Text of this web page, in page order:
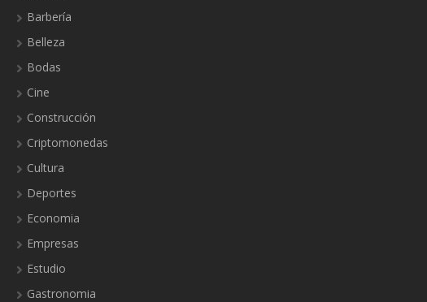
Barbería
Belleza
Bodas
Cine
Construcción
Criptomonedas
Cultura
Deportes
Economia
Empresas
Estudio
Gastronomia